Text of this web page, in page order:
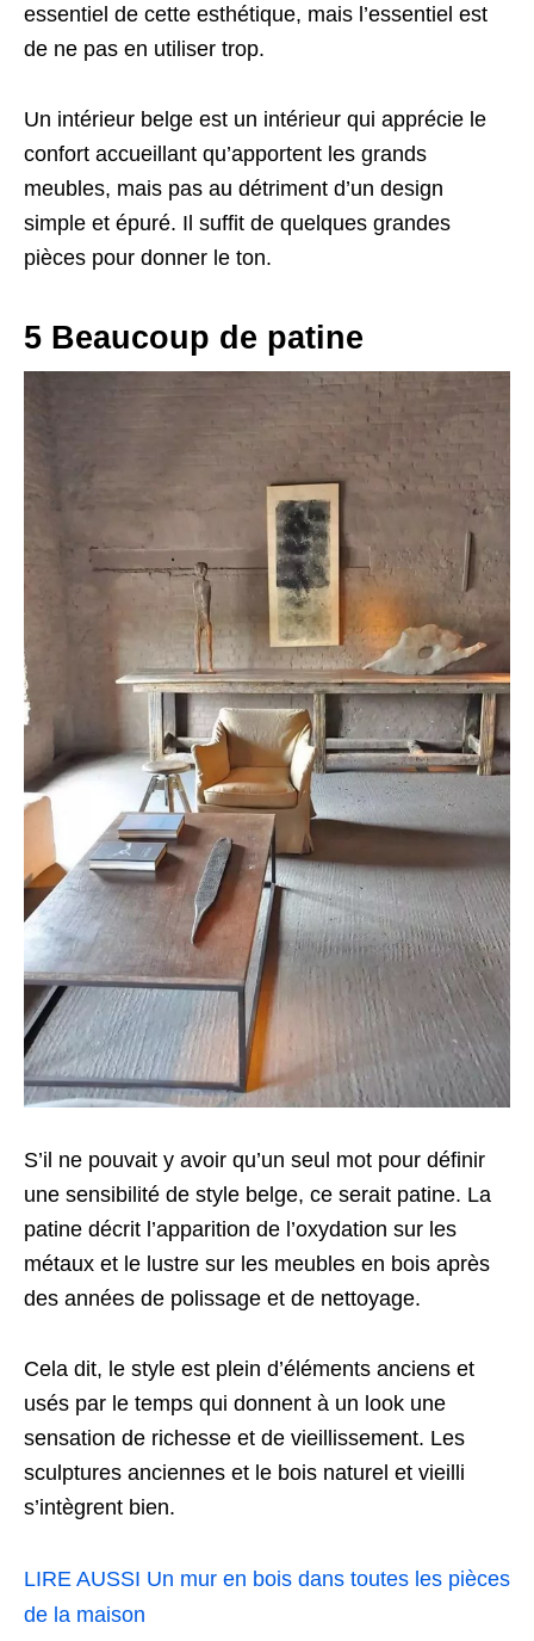
essentiel de cette esthétique, mais l’essentiel est
de ne pas en utiliser trop.
Un intérieur belge est un intérieur qui apprécie le
confort accueillant qu’apportent les grands
meubles, mais pas au détriment d’un design
simple et épuré. Il suffit de quelques grandes
pièces pour donner le ton.
5 Beaucoup de patine
S’il ne pouvait y avoir qu’un seul mot pour définir
une sensibilité de style belge, ce serait patine. La
patine décrit l’apparition de l’oxydation sur les
métaux et le lustre sur les meubles en bois après
des années de polissage et de nettoyage.
Cela dit, le style est plein d’éléments anciens et
usés par le temps qui donnent à un look une
sensation de richesse et de vieillissement. Les
sculptures anciennes et le bois naturel et vieilli
s’intègrent bien.
LIRE AUSSI Un mur en bois dans toutes les pièces
de la maison